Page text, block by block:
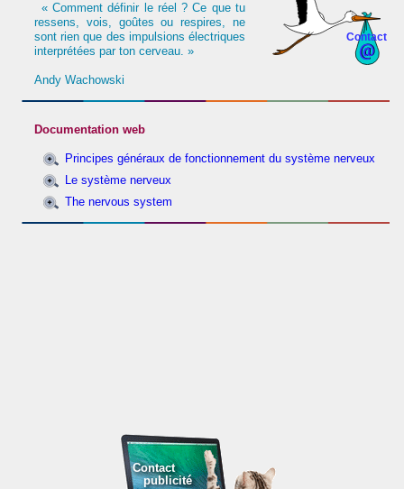
Contact
« Comment définir le réel ? Ce que tu
ressens, vois, goûtes ou respires, ne
sont rien que des impulsions électriques
interprétées par ton cerveau. »
Andy Wachowski
Documentation web
Principes généraux de fonctionnement du système nerveux
Le système nerveux
The nervous system
Contact
publicité